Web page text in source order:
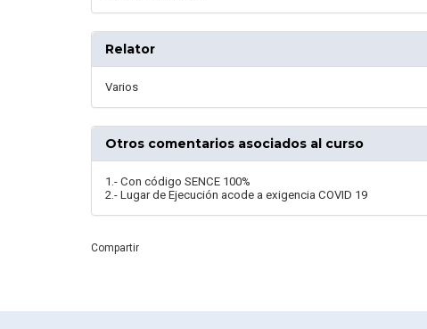
Relator
Varios
Otros comentarios asociados al curso
1.- Con código SENCE 100%
2.- Lugar de Ejecución acode a exigencia COVID 19
Compartir